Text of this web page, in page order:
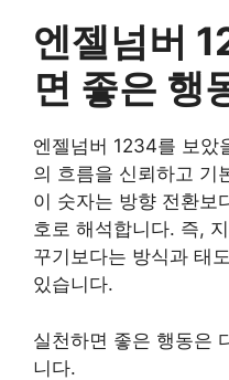
엔젤넘버
면 좋은 행
엔젤넘버 1234를 보았
의 흐름을 신뢰하고 기
이 숫자는 방향 전환보
호로 해석합니다. 즉,
꾸기보다는 방식과 태
있습니다.
실천하면 좋은 행동은
니다.